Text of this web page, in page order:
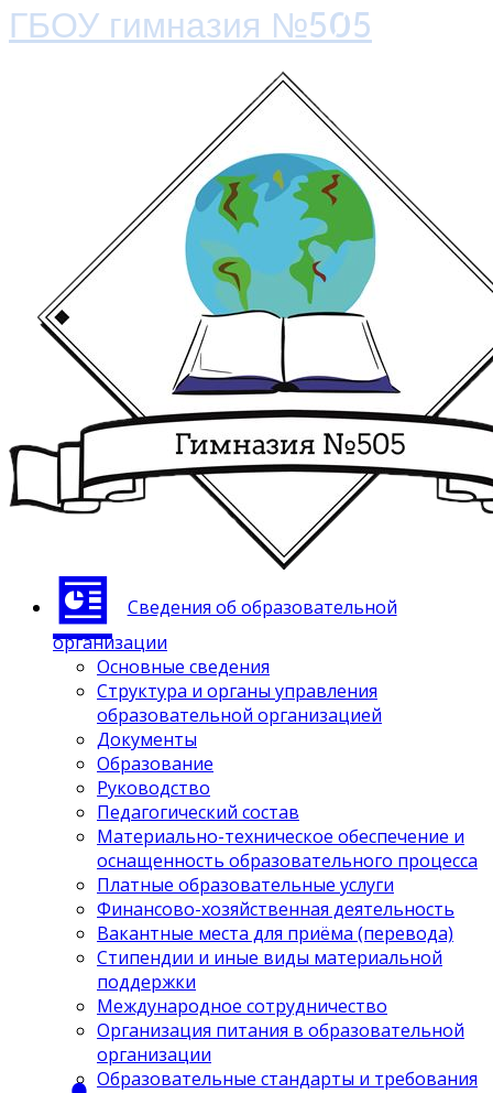
ГБОУ гимназия №505
Сведения об образовательной
организации
Основные сведения
Структура и органы управления
образовательной организацией
Документы
Образование
Руководство
Педагогический состав
Материально-техническое обеспечение и
оснащенность образовательного процесса
Платные образовательные услуги
Финансово-хозяйственная деятельность
Вакантные места для приёма (перевода)
Стипендии и иные виды материальной
поддержки
Международное сотрудничество
Организация питания в образовательной
организации
Образовательные стандарты и требования